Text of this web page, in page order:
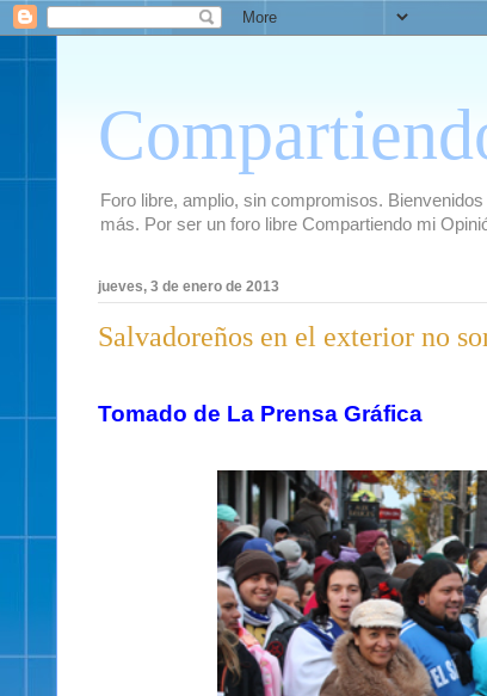
Foro libre, amplio, sin compromisos.
más. Por ser un foro libre Compartiendo mi
jueves, 3 de enero de 2013
Salvadoreños en el exterior no
Tomado de La Prensa Gráfica